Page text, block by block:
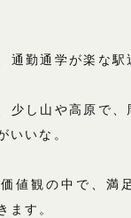
通勤通学が楽な駅
少し山や高原で
いいな。
値観の中で、満
ます。